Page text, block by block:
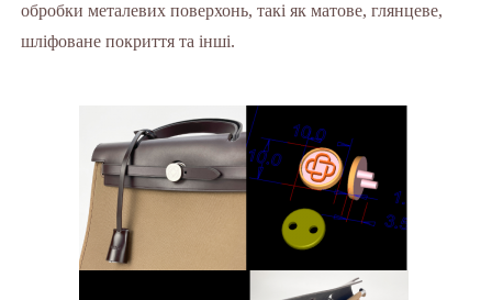
обробки металевих поверхонь, такі як матове, глянцеве,
шліфоване покриття та інші.